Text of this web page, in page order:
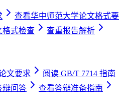
查看华中师范大学论文格式要
格式检查 查重报告解析
文要求
阅读 GB/T 7714 指南
辩问答 查看答辩准备指南